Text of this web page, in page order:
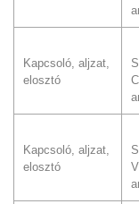
Kapcsoló, aljzat,
elosztó
Kapcsoló, aljzat,
elosztó